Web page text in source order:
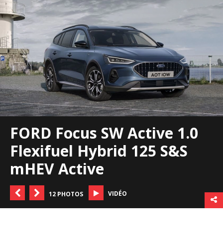
FORD Focus SW Active 1.0
Flexifuel Hybrid 125 S&S
mHEV Active
12 PHOTOS VIDÉO